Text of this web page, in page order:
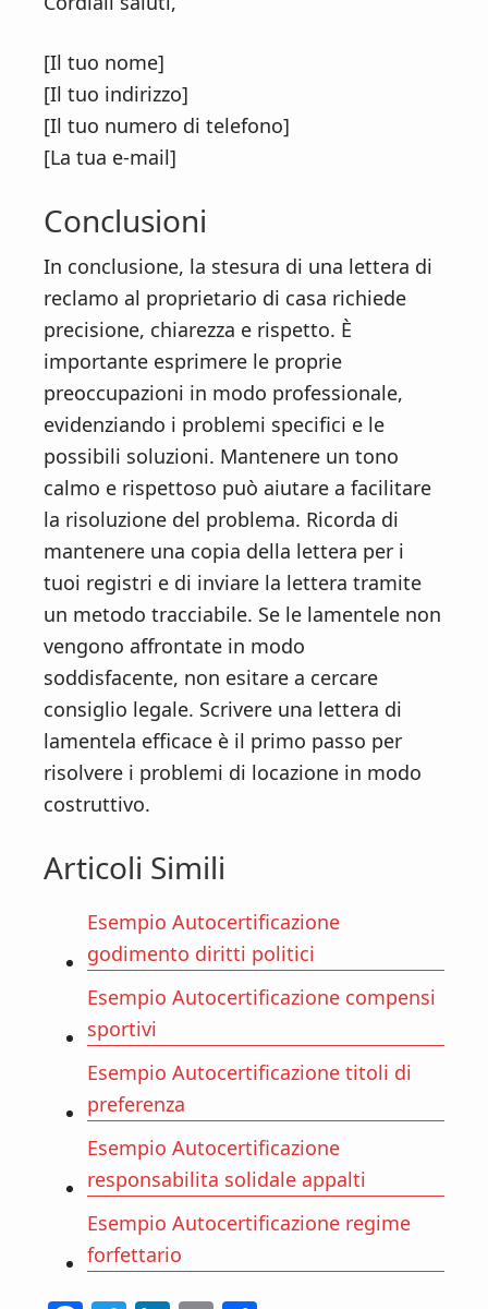
[Il tuo nome]
[Il tuo indirizzo]
[Il tuo numero di telefono]
[La tua e-mail]
Conclusioni
In conclusione, la stesura di una lettera di
reclamo al proprietario di casa richiede
precisione, chiarezza e rispetto. È
importante esprimere le proprie
preoccupazioni in modo professionale,
evidenziando i problemi specifici e le
possibili soluzioni. Mantenere un tono
calmo e rispettoso può aiutare a facilitare
la risoluzione del problema. Ricorda di
mantenere una copia della lettera per i
tuoi registri e di inviare la lettera tramite
un metodo tracciabile. Se le lamentele non
vengono affrontate in modo
soddisfacente, non esitare a cercare
consiglio legale. Scrivere una lettera di
lamentela efficace è il primo passo per
risolvere i problemi di locazione in modo
costruttivo.
Articoli Simili
Esempio Autocertificazione
godimento diritti politici
Esempio Autocertificazione compensi
sportivi
Esempio Autocertificazione titoli di
preferenza
Esempio Autocertificazione
responsabilita solidale appalti
Esempio Autocertificazione regime
forfettario